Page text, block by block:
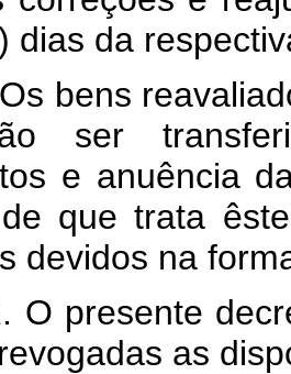
dias da
ser
e anuência
que trata
devidos na
as